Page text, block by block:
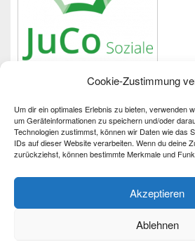
Cookie-Zustimmung
Um dir ein optimales Erlebnis zu bieten, verwenden
um Geräteinformationen zu speichern und/oder
Technologien zustimmst, können wir Daten wie das
IDs auf dieser Website verarbeiten. Wenn du deine
zurückziehst, können bestimmte Merkmale und
Akzeptieren
Ablehnen
Wichtiges
Impressum
Barrierefreiheit